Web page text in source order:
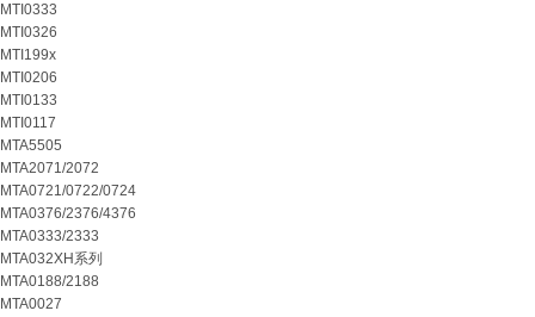
MTI0333
MTI0326
MTI199x
MTI0206
MTI0133
MTI0117
MTA5505
MTA2071/2072
MTA0721/0722/0724
MTA0376/2376/4376
MTA0333/2333
MTA032XH系列
MTA0188/2188
MTA0027